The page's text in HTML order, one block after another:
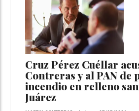
Cruz Pérez Cuéllar
Contreras y al PAN de
incendio en relleno
Juárez